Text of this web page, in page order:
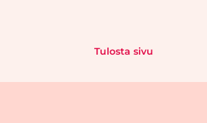
Tulosta sivu